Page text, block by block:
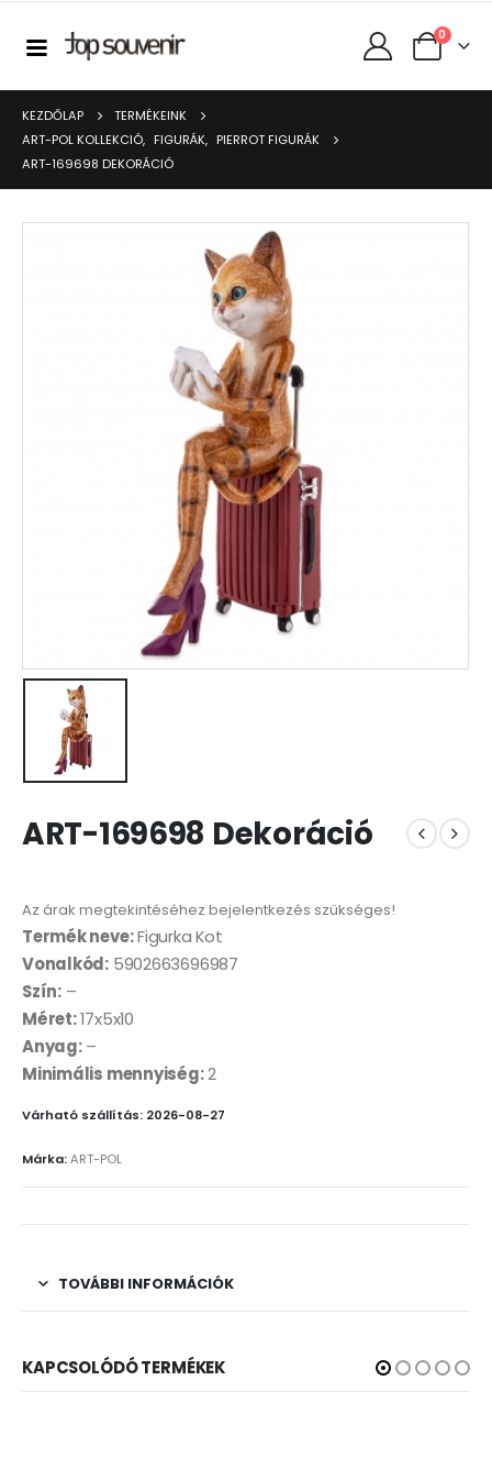
0
KEZDŐLAP
TERMÉKEINK
ART-POL KOLLEKCIÓ, FIGURÁK, PIERROT FIGURÁK
ART-169698 DEKORÁCIÓ
ART-169698 Dekoráció
Az árak megtekintéséhez bejelentkezés szükséges!
Termék neve:Figurka Kot
Vonalkód: 5902663696987
Szín:–
Méret:17x5x10
Anyag:–
Minimális mennyiség:2
Várható szállítás: 2026-08-27
Márka:ART-POL
TOVÁBBI INFORMÁCIÓK
KAPCSOLÓDÓ TERMÉKEK